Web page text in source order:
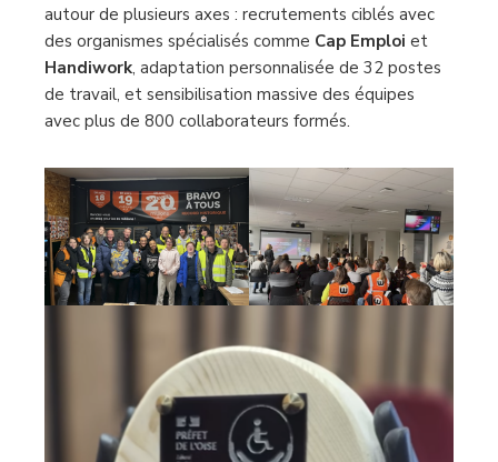
autour de plusieurs axes : recrutements ciblés avec
des organismes spécialisés comme Cap Emploi et
Handiwork, adaptation personnalisée de 32 postes
de travail, et sensibilisation massive des équipes
avec plus de 800 collaborateurs formés.